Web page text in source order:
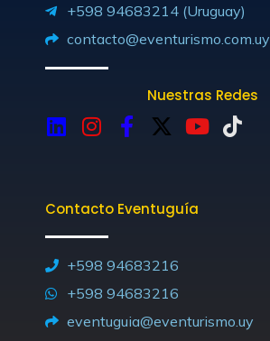
+598 94683214 (Uruguay)
contacto@eventurismo.com.uy
Nuestras Redes
L
e
d
i
n
I
a
g
r
a
m
F
b
o
k
-
f
X
i
t
e
r
Y
u
T
Contacto Eventuguía
+598 94683216
+598 94683216
eventuguia@eventurismo.uy